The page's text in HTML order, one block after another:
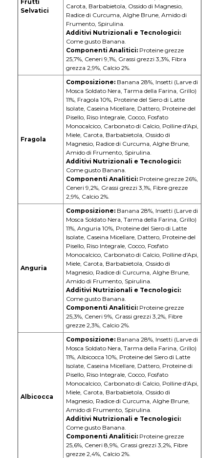
Frutti
Selvatici
Carota, Barbabietola, Ossido di Magnesio,
Radice di Curcuma, Alghe Brune, Amido di
Frumento, Spirulina.
Additivi Nutrizionali e Tecnologici:
Come gusto Banana.
Componenti Analitici:Proteine grezze
25,7%, Ceneri 9,1%, Grassi grezzi 3,3%, Fibra
grezza 2,9%, Calcio 2%.
Fragola
Composizione:Banana 28%, Insetti (Larve di
Mosca Soldato Nera, Tarma della Farina, Grillo)
11%, Fragola 10%, Proteine del Siero di Latte
Isolate, Caseina Micellare, Dattero, Proteine del
Pisello, Riso Integrale, Cocco, Fosfato
Monocalcico, Carbonato di Calcio, Polline d'Api,
Miele, Carota, Barbabietola, Ossido di
Magnesio, Radice di Curcuma, Alghe Brune,
Amido di Frumento, Spirulina.
Additivi Nutrizionali e Tecnologici:
Come gusto Banana.
Componenti Analitici:Proteine grezze 26%,
Ceneri 9,2%, Grassi grezzi 3,1%, Fibre grezze
2,9%, Calcio 2%.
Anguria
Composizione:Banana 28%, Insetti (Larve di
Mosca Soldato Nera, Tarma della Farina, Grillo)
11%, Anguria 10%, Proteine del Siero di Latte
Isolate, Caseina Micellare, Dattero, Proteine del
Pisello, Riso Integrale, Cocco, Fosfato
Monocalcico, Carbonato di Calcio, Polline d'Api,
Miele, Carota, Barbabietola, Ossido di
Magnesio, Radice di Curcuma, Alghe Brune,
Amido di Frumento, Spirulina.
Additivi Nutrizionali e Tecnologici:
Come gusto Banana.
Componenti Analitici:Proteine grezze
25,3%, Ceneri 9%, Grassi grezzi 3,2%, Fibre
grezze 2,3%, Calcio 2%.
Albicocca
Composizione:Banana 28%, Insetti (Larve di
Mosca Soldato Nera, Tarma della Farina, Grillo)
11%, Albicocca 10%, Proteine del Siero di Latte
Isolate, Caseina Micellare, Dattero, Proteine di
Pisello, Riso Integrale, Cocco, Fosfato
Monocalcico, Carbonato di Calcio, Polline d'Api,
Miele, Carota, Barbabietola, Ossido di
Magnesio, Radice di Curcuma, Alghe Brune,
Amido di Frumento, Spirulina.
Additivi Nutrizionali e Tecnologici:
Come gusto Banana.
Componenti Analitici:Proteine grezze
25,6%, Ceneri 8,9%, Grassi grezzi 3,2%, Fibre
grezze 2,4%, Calcio 2%.